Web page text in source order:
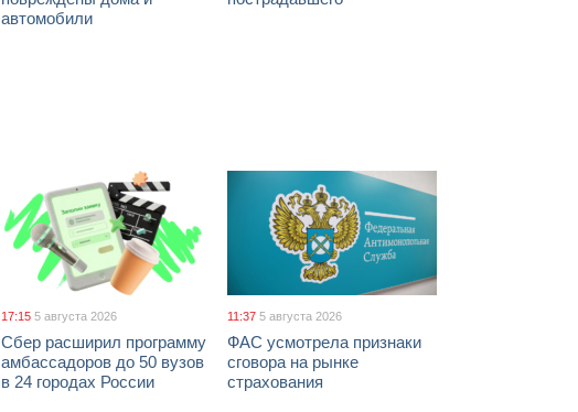
автомобили
17:15 5 августа 2026
Сбер расширил программу
амбассадоров до 50 вузов
в 24 городах России
11:37 5 августа 2026
ФАС усмотрела признаки
сговора на рынке
страхования